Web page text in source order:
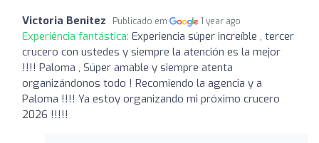
Victoria Benitez Publicado em 1 year ago
Experiência fantástica: Experiencia súper increíble , tercer
crucero con ustedes y siempre la atención es la mejor
!!!! Paloma , Súper amable y siempre atenta
organizándonos todo ! Recomiendo la agencia y a
Paloma !!!! Ya estoy organizando mi próximo crucero
2026 !!!!!